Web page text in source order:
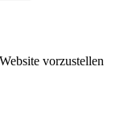
vorzustellen